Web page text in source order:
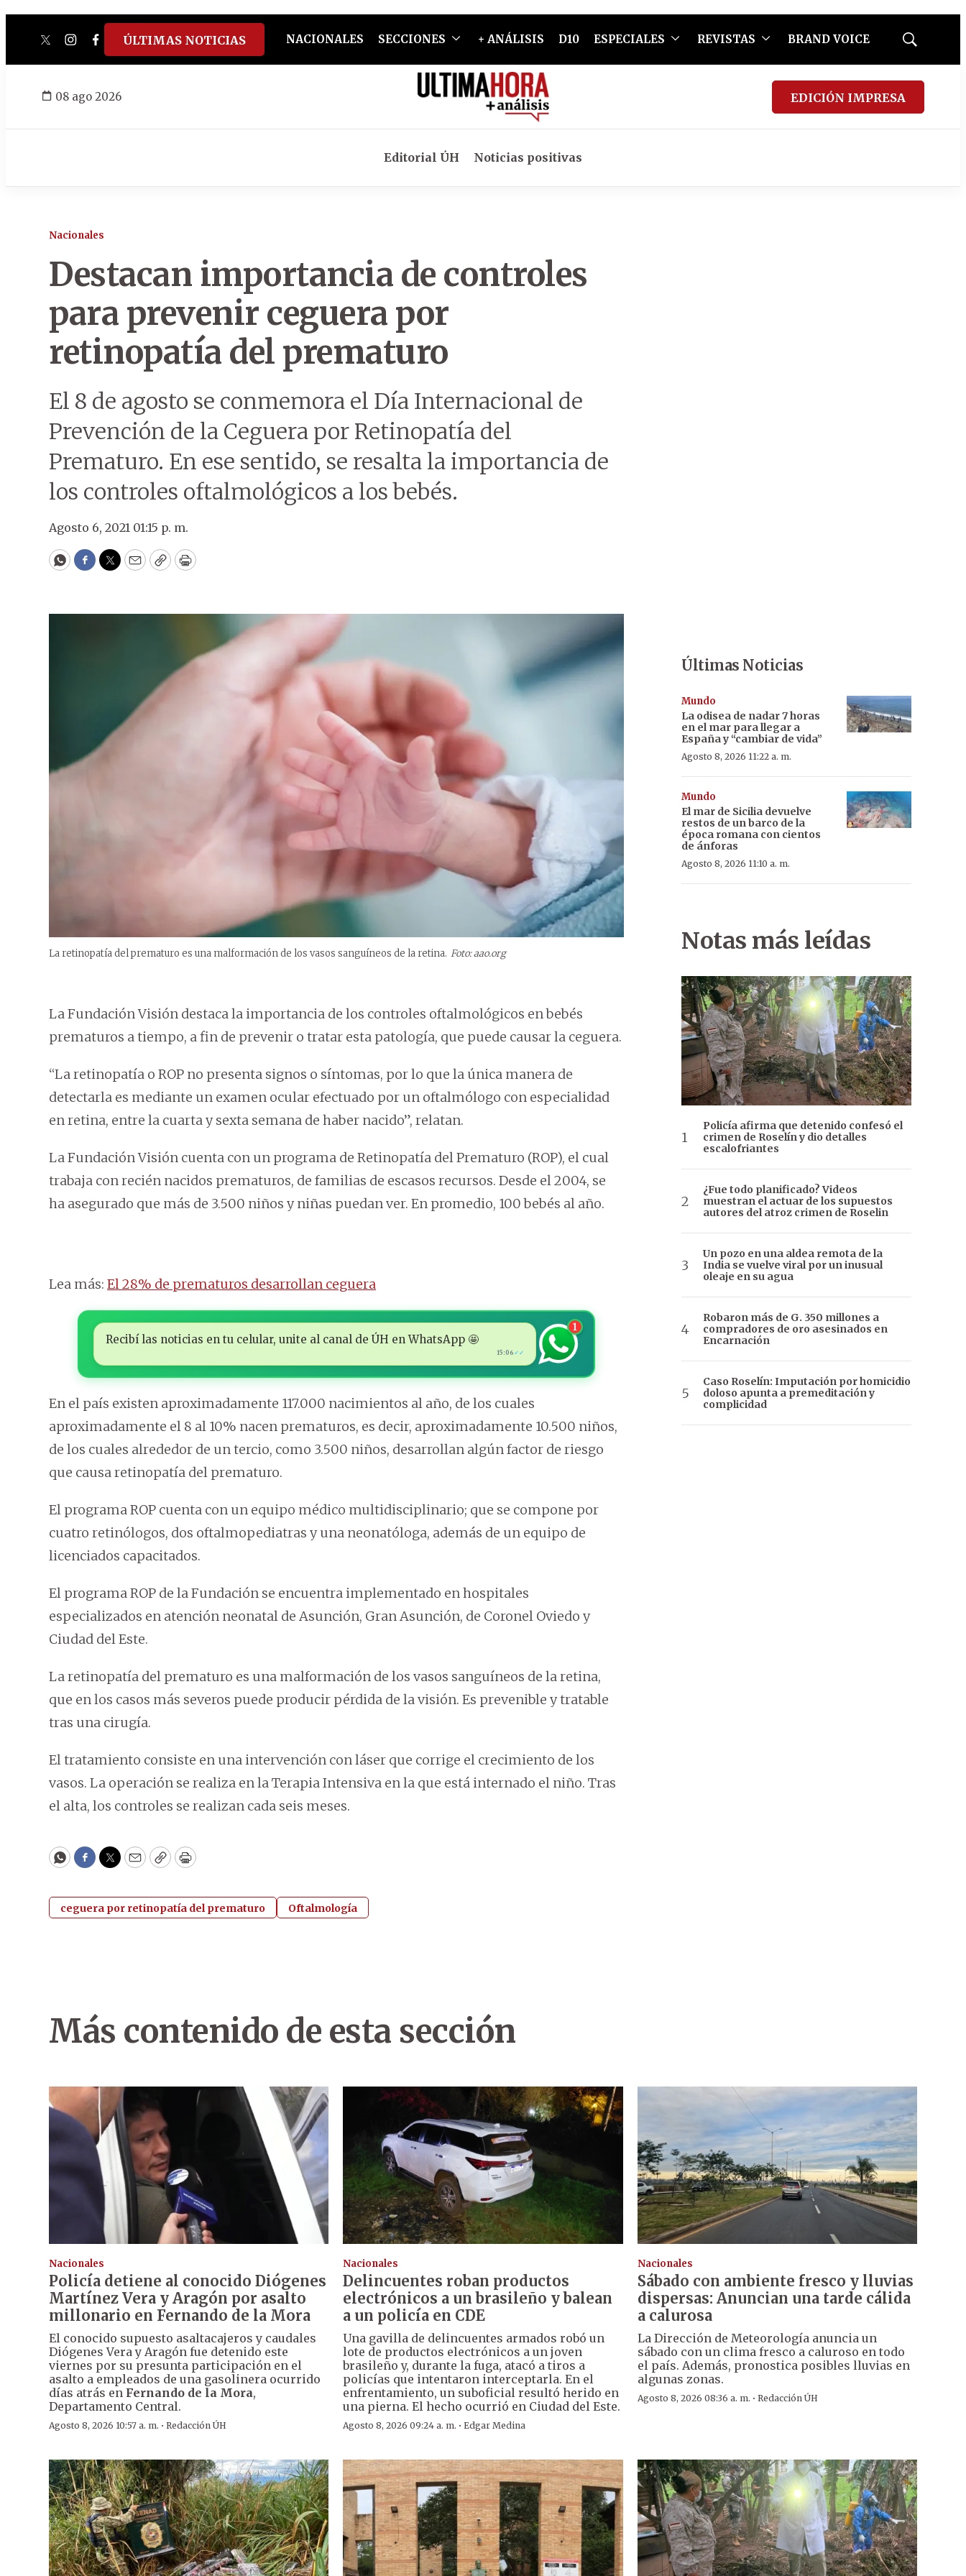
twitterinstagram
facebook
tiktokyoutube
spotify
ÚLTIMAS NOTICIAS NACIONALES SECCIONES + ANÁLISIS D10 ESPECIALES REVISTAS BRAND VOICE
Mostrar
08 ago 2026 EDICIÓN IMPRESA
Editorial ÚH Noticias positivas
Nacionales
Destacan importancia de controles
para prevenir ceguera por
retinopatía del prematuro
El 8 de agosto se conmemora el Día Internacional de
Prevención de la Ceguera por Retinopatía del
Prematuro. En ese sentido, se resalta la importancia de
los controles oftalmológicos a los bebés.
Agosto 6, 2021 01:15 p. m.
WhatsApp
Facebook
Twitter
EmailCopyPrint
La retinopatía del prematuro es una malformación de los vasos sanguíneos de la retina. Foto: aao.org
La Fundación Visión destaca la importancia de los controles oftalmológicos en bebés
prematuros a tiempo, a fin de prevenir o tratar esta patología, que puede causar la ceguera.
“La retinopatía o ROP no presenta signos o síntomas, por lo que la única manera de
detectarla es mediante un examen ocular efectuado por un oftalmólogo con especialidad
en retina, entre la cuarta y sexta semana de haber nacido”, relatan.
La Fundación Visión cuenta con un programa de Retinopatía del Prematuro (ROP), el cual
trabaja con recién nacidos prematuros, de familias de escasos recursos. Desde el 2004, se
ha asegurado que más de 3.500 niños y niñas puedan ver. En promedio, 100 bebés al año.
Lea más: El 28% de prematuros desarrollan ceguera
Recibí las noticias en tu celular, unite al canal de ÚH en WhatsApp 🤩
15:06 ✓✓
1
En el país existen aproximadamente 117.000 nacimientos al año, de los cuales
aproximadamente el 8 al 10% nacen prematuros, es decir, aproximadamente 10.500 niños,
de los cuales alrededor de un tercio, como 3.500 niños, desarrollan algún factor de riesgo
que causa retinopatía del prematuro.
El programa ROP cuenta con un equipo médico multidisciplinario; que se compone por
cuatro retinólogos, dos oftalmopediatras y una neonatóloga, además de un equipo de
licenciados capacitados.
El programa ROP de la Fundación se encuentra implementado en hospitales
especializados en atención neonatal de Asunción, Gran Asunción, de Coronel Oviedo y
Ciudad del Este.
La retinopatía del prematuro es una malformación de los vasos sanguíneos de la retina,
que en los casos más severos puede producir pérdida de la visión. Es prevenible y tratable
tras una cirugía.
El tratamiento consiste en una intervención con láser que corrige el crecimiento de los
vasos. La operación se realiza en la Terapia Intensiva en la que está internado el niño. Tras
el alta, los controles se realizan cada seis meses.
WhatsApp
Facebook
Twitter
EmailCopyPrint
ceguera por retinopatía del prematuro Oftalmología
Últimas Noticias
Mundo
La odisea de nadar 7 horas
en el mar para llegar a
España y “cambiar de vida”
Agosto 8, 2026 11:22 a. m.
Mundo
El mar de Sicilia devuelve
restos de un barco de la
época romana con cientos
de ánforas
Agosto 8, 2026 11:10 a. m.
Notas más leídas
Policía afirma que detenido confesó el
crimen de Roselín y dio detalles
escalofriantes
¿Fue todo planificado? Videos
muestran el actuar de los supuestos
autores del atroz crimen de Roselin
Un pozo en una aldea remota de la
India se vuelve viral por un inusual
oleaje en su agua
Robaron más de G. 350 millones a
compradores de oro asesinados en
Encarnación
Caso Roselín: Imputación por homicidio
doloso apunta a premeditación y
complicidad
Más contenido de esta sección
Nacionales
Policía detiene al conocido Diógenes
Martínez Vera y Aragón por asalto
millonario en Fernando de la Mora
El conocido supuesto asaltacajeros y caudales
Diógenes Vera y Aragón fue detenido este
viernes por su presunta participación en el
asalto a empleados de una gasolinera ocurrido
días atrás en Fernando de la Mora,
Departamento Central.
Agosto 8, 2026 10:57 a. m. · Redacción ÚH
Nacionales
Delincuentes roban productos
electrónicos a un brasileño y balean
a un policía en CDE
Una gavilla de delincuentes armados robó un
lote de productos electrónicos a un joven
brasileño y, durante la fuga, atacó a tiros a
policías que intentaron interceptarla. En el
enfrentamiento, un suboficial resultó herido en
una pierna. El hecho ocurrió en Ciudad del Este.
Agosto 8, 2026 09:24 a. m. ·Edgar Medina
Nacionales
Sábado con ambiente fresco y lluvias
dispersas: Anuncian una tarde cálida
a calurosa
La Dirección de Meteorología anuncia un
sábado con un clima fresco a caluroso en todo
el país. Además, pronostica posibles lluvias en
algunas zonas.
Agosto 8, 2026 08:36 a. m. · Redacción ÚH